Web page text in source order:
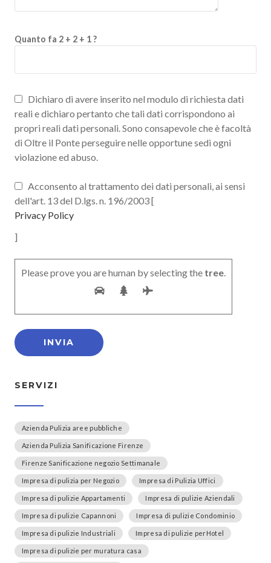
Quanto fa 2 + 2 + 1 ?
Dichiaro di avere inserito nel modulo di richiesta dati
reali e dichiaro pertanto che tali dati corrispondono ai
propri reali dati personali. Sono consapevole che è facoltà
di Oltre il Ponte perseguire nelle opportune sedi ogni
violazione ed abuso.
Acconsento al trattamento dei dati personali, ai sensi
dell'art. 13 del D.lgs. n. 196/2003 [
Privacy Policy
]
Please prove you are human by selecting the tree.
SERVIZI
Azienda Pulizia aree pubbliche
Azienda Pulizia Sanificazione Firenze
Firenze Sanificazione negozio Settimanale
Impresa di pulizia per Negozio Impresa di Pulizia Uffici
Impresa di pulizie Appartamenti Impresa di pulizie Aziendali
Impresa di pulizie Capannoni Impresa di pulizie Condominio
Impresa di pulizie Industriali Impresa di pulizie perHotel
Impresa di pulizie per muratura casa